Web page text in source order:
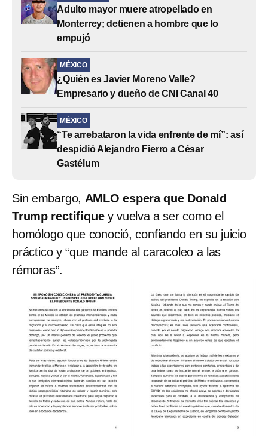
Adulto mayor muere atropellado en
Monterrey; detienen a hombre que lo
empujó
MÉXICO
¿Quién es Javier Moreno Valle?
Empresario y dueño de CNI Canal 40
MÉXICO
“Te arrebataron la vida enfrente de mí”: así
despidió Alejandro Fierro a César
Gastélum
Sin embargo, AMLO espera que Donald
Trump rectifiquey vuelva a ser como el
homólogo que conoció, confiando en su juicio
práctico y “que mande al caracoleo a las
rémoras”.